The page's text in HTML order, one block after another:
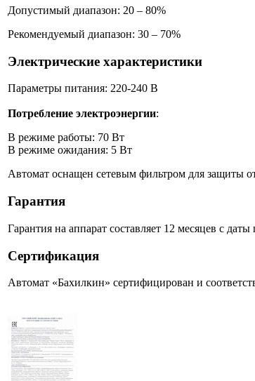
Допустимый диапазон: 20 – 80%
Рекомендуемый диапазон: 30 – 70%
Электрические характеристики
Параметры питания: 220-240 В
Потребление электроэнергии:
В режиме работы: 70 Вт
В режиме ожидания: 5 Вт
Автомат оснащен сетевым фильтром для защиты
Гарантия
Гарантия на аппарат составляет 12 месяцев с
Сертификация
Автомат «Бахилкин» сертифицирован и